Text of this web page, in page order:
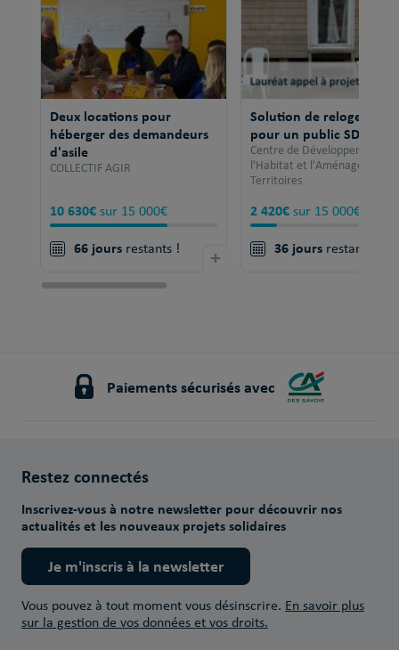
Deux locations pour
héberger des demandeurs
d'asile
COLLECTIF AGIR
10 630€ sur 15 000€
66 jours restants ! +
Solution de relogement
pour un public SDF
Centre de Développement
l'Habitat et l'Aménagement
Territoires
2 420€ sur 15 000€
36 jours restants !
Paiements sécurisés avec
Restez connectés
Inscrivez-vous à notre newsletter pour découvrir nos
actualités et les nouveaux projets solidaires
Je m'inscris à la newsletter
Vous pouvez à tout moment vous désinscrire. En savoir plus
sur la gestion de vos données et vos droits.